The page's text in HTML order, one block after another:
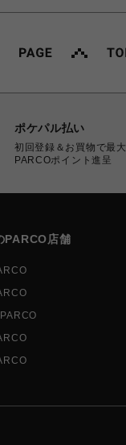
ポケパル払い
初回登録＆お買物で最
PARCOポイント進呈
PARCO店舗